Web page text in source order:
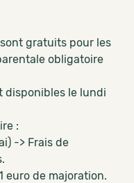
gratuits pour les
obligatoire
disponibles le lundi
:
-> Frais de
euro de majoration.